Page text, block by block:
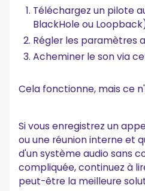
Téléchargez un pilote
BlackHole ou
Régler les paramètres
Acheminer le son via
Cela fonctionne, mais ce
Si vous enregistrez un
ou une réunion interne et
d'un système audio sans
compliquée, continuez à
peut-être la meilleure